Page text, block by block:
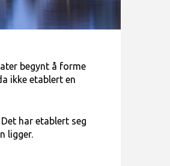
begynt å forme
ikke etablert en
har etablert seg
ligger.